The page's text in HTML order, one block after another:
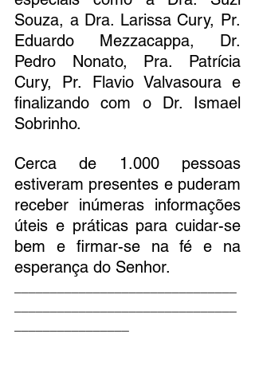
Souza, a Dra. Larissa Cury, Pr.
Eduardo Mezzacappa, Dr.
Pedro Nonato, Pra. Patrícia
Cury, Pr. Flavio Valvasoura e
finalizando com o Dr. Ismael
Sobrinho.
Cerca de 1.000 pessoas
estiveram presentes e puderam
receber inúmeras informações
úteis e práticas para cuidar-se
bem e firmar-se na fé e na
esperança do Senhor.